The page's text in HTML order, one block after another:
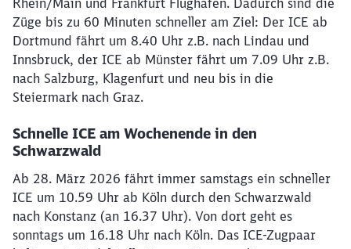
Rhein/Main und Frankfurt Flughafen. Dadurch sind die
Züge bis zu 60 Minuten schneller am Ziel: Der ICE ab
Dortmund fährt um 8.40 Uhr z.B. nach Lindau und
Innsbruck, der ICE ab Münster fährt um 7.09 Uhr z.B.
nach Salzburg, Klagenfurt und neu bis in die
Steiermark nach Graz.
Schnelle ICE am Wochenende in den
Schwarzwald
Ab 28. März 2026 fährt immer samstags ein schneller
ICE um 10.59 Uhr ab Köln durch den Schwarzwald
nach Konstanz (an 16.37 Uhr). Von dort geht es
sonntags um 16.18 Uhr nach Köln. Das ICE-Zugpaar